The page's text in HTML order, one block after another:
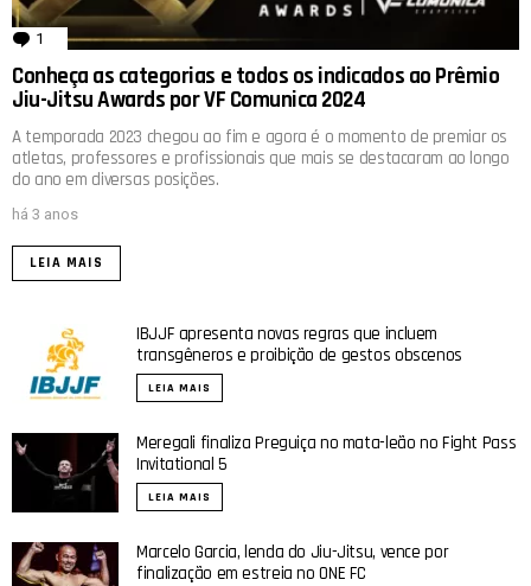
1 comentário
Conheça as categorias e todos os indicados ao Prêmio
Jiu-Jitsu Awards por VF Comunica 2024
A temporada 2023 chegou ao fim e agora é o momento de premiar os
atletas, professores e profissionais que mais se destacaram ao longo
do ano em diversas posições.
há 3 anos
LEIA MAIS
IBJJF apresenta novas regras que incluem
transgêneros e proibição de gestos obscenos
LEIA MAIS
Meregali finaliza Preguiça no mata-leão no Fight Pass
Invitational 5
LEIA MAIS
Marcelo Garcia, lenda do Jiu-Jitsu, vence por
finalização em estreia no ONE FC